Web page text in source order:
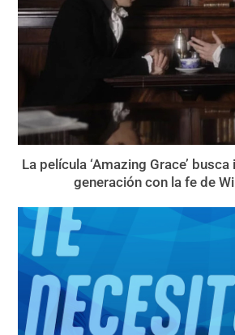
La película ‘Amazing Grace’
generación con la fe de